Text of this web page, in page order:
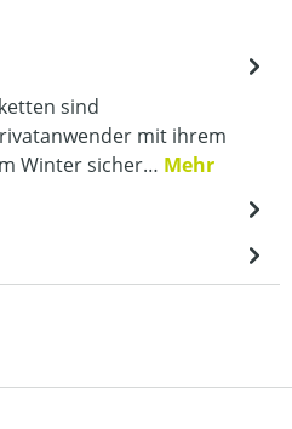
sind
mit ihrem
Winter sicher… Mehr